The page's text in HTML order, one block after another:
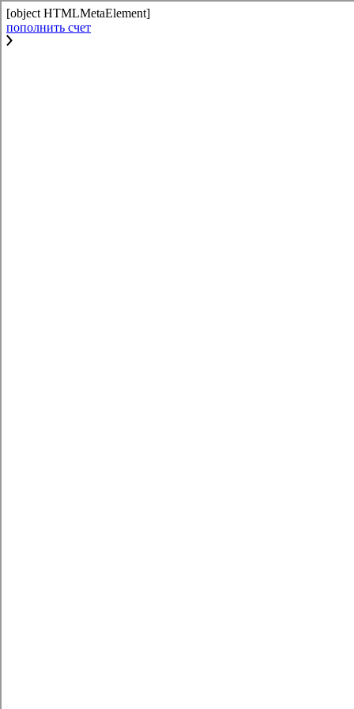
[object HTMLMetaElement]
пополнить счет